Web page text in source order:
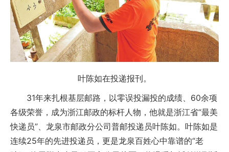
叶陈如在投递报刊。
31年来扎根基层邮路，以零误投漏投的成绩、60余项
各级荣誉，成为浙江邮政的标杆人物，他就是浙江省“最美
快递员”、龙泉市邮政分公司普邮投递员叶陈如。叶陈如是
连续25年的先进投递员，更是龙泉百姓心中靠谱的“老